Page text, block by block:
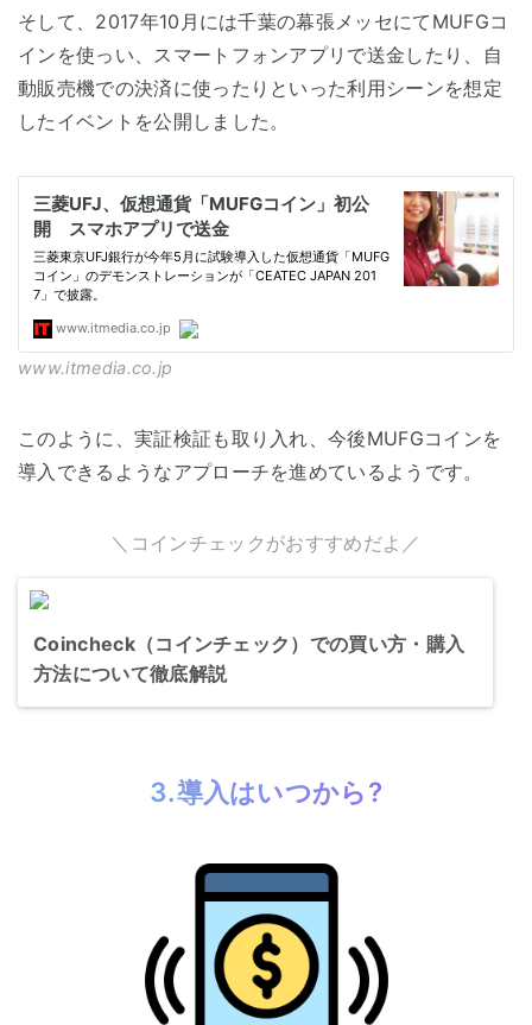
そして、2017年10月には千葉の幕張メッセにてMUFGコ
インを使っい、スマートフォンアプリで送金したり、自
動販売機での決済に使ったりといった利用シーンを想定
したイベントを公開しました。
www.itmedia.co.jp
このように、実証検証も取り入れ、今後MUFGコインを
導入できるようなアプローチを進めているようです。
＼コインチェックがおすすめだよ／
Coincheck（コインチェック）での買い方・購入
方法について徹底解説
3.導入はいつから?